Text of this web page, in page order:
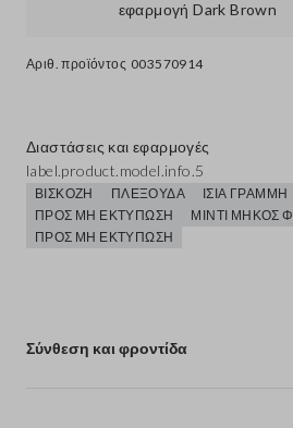
Αριθ. προϊόντος 003570914
Διαστάσεις και εφαρμογές
label.product.model.info.5
ΒΙΣΚΌΖΗ ΠΛΕΞΟΎΔΑ ΊΣΙΑ ΓΡΑΜΜΉ
ΠΡΟΣ ΜΗ ΕΚΤΎΠΩΣΗ
ΜΊΝΤΙ ΜΉΚΟΣ
ΠΡΟΣ ΜΗ ΕΚΤΎΠΩΣΗ
Σύνθεση και φροντίδα